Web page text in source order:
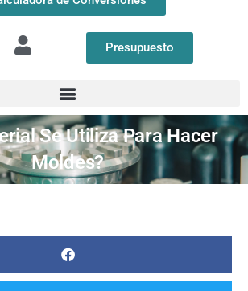
Presupuesto
Se Utiliza Para Hacer
Moldes?